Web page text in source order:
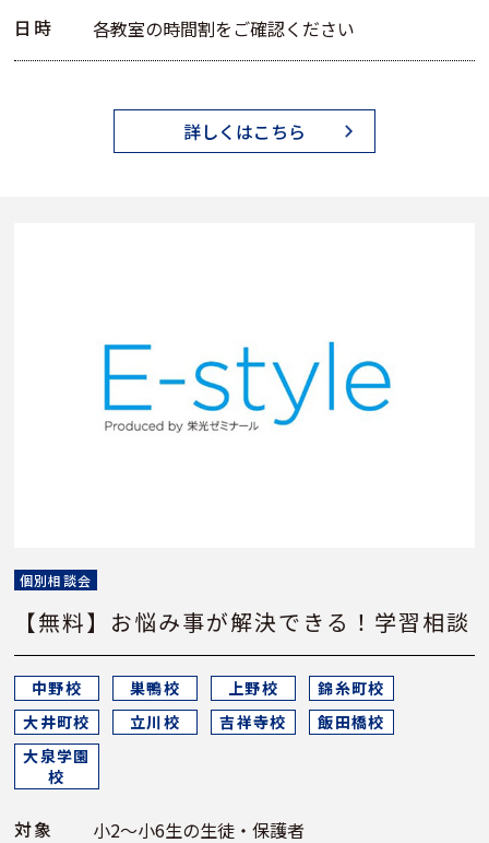
日時 各教室の時間割をご確認ください
詳しくはこちら
個別相談会
【無料】お悩み事が解決できる！学習相談
中野校 巣鴨校 上野校
錦糸町校
大井町校
立川校 吉祥寺校
飯田橋校
大泉学園
校
対象 小2～小6生の生徒・保護者